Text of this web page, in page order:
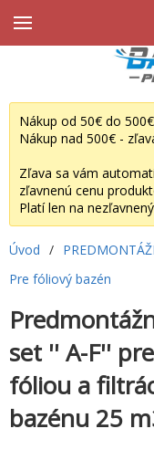
Nákup od 50€ do
Nákup nad 500€ -
Zľava sa vám
zľavnenú cenu
Platí len na
Úvod /
Pre fóliový bazén
set '' A-F''
fóliou a
bazénu 25